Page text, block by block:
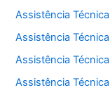
Assistência
Assistência
Assistência
Assistência